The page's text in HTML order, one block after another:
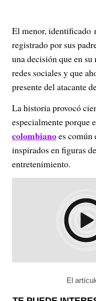
El menor, identificado
registrado por sus
una decisión que en
redes sociales y que
presente del atacante
La historia provocó
especialmente porque
colombianoes común
inspirados en figuras
entretenimiento.
El